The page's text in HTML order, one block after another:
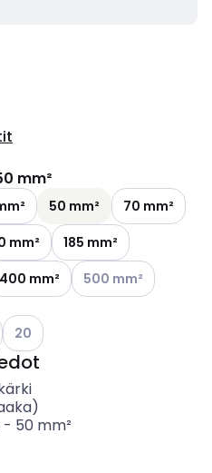
mm²
50 mm²
70 mm²
mm²
185 mm²
400 mm² Katso käytettävissä
500 mm²
Katso käytettävissä olevat
20
- 50 mm²